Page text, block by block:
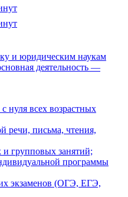
и юридическим наукам
деятельность —
нуля всех возрастных
речи, письма, чтения,
групповых занятий;
программы
экзаменов (ОГЭ, ЕГЭ,